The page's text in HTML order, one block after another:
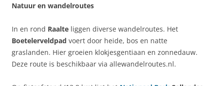
Natuur en wandelroutes
In en rond Raalte liggen diverse wandelroutes. Het
Boetelerveldpad voert door heide, bos en natte
graslanden. Hier groeien klokjesgentiaan en zonnedauw.
Deze route is beschikbaar via allewandelroutes.nl.